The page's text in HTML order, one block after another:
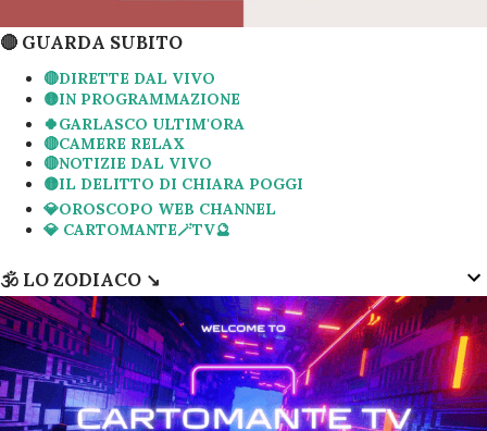
🔴 GUARDA SUBITO
🔴DIRETTE DAL VIVO
🟡IN PROGRAMMAZIONE
🍀GARLASCO ULTIM'ORA
🔴CAMERE RELAX
🔴NOTIZIE DAL VIVO
🟡IL DELITTO DI CHIARA POGGI
💎OROSCOPO WEB CHANNEL
💎 CARTOMANTE🪄TV🔮
🕉 LO ZODIACO ↘️